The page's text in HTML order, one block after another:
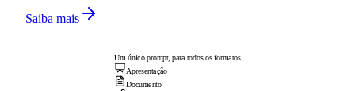
Saiba mais
Um único prompt, para todos os formatos
Apresentação
Documento